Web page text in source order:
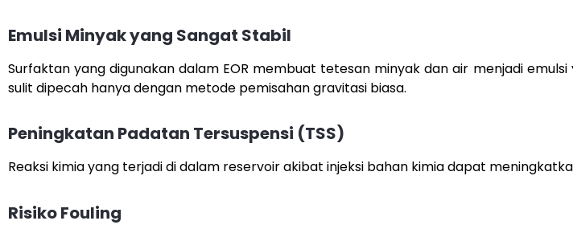
Emulsi Minyak yang Sangat Stabil
Surfaktan yang digunakan dalam EOR membuat tetesan minyak dan air menjadi
sulit dipecah hanya dengan metode pemisahan gravitasi biasa.
Peningkatan Padatan Tersuspensi (TSS)
Reaksi kimia yang terjadi di dalam reservoir akibat injeksi bahan kimia dapat
Risiko Fouling